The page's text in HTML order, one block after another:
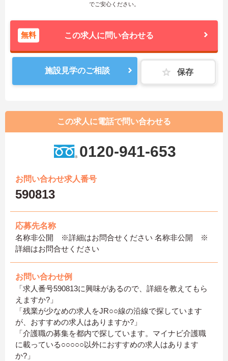
でご安心ください。
無料 この求人に問い合わせる
施設見学のご相談 保存
この求人に電話で問い合わせる
0120-941-653
お問い合わせ求人番号
590813
応募先名称
名称非公開 ※詳細はお問合せください 名称非公開 ※
詳細はお問合せください
お問い合わせ例
「求人番号590813に興味があるので、詳細を教えてもら
えますか?」
「残業が少なめの求人をJR○○線の沿線で探しています
が、おすすめの求人はありますか?」
「介護職の募集を都内で探しています。マイナビ介護職
に載っている○○○○○以外におすすめの求人はあります
か?」